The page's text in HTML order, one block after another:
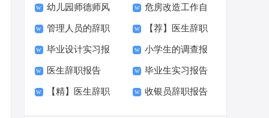
职报告(精选15篇) 职报告精选15篇
幼儿园师德师风
自查报告15篇
危房改造工作自
查报告
管理人员的辞职
报告(15篇)
【荐】医生辞职
报告
毕业设计实习报
告(精选15篇)
小学生的调查报
告(15篇)
医生辞职报告
【热门】
毕业生实习报告
(15篇)
【精】医生辞职 收银员辞职报告